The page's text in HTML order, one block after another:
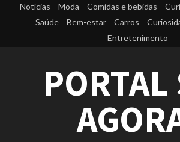
Notícias Moda Comidas e bebidas
Saúde
Bem-estar Carros
Entretenimento
PORTAL